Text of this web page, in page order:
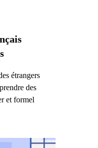
étrangers
des
et formel